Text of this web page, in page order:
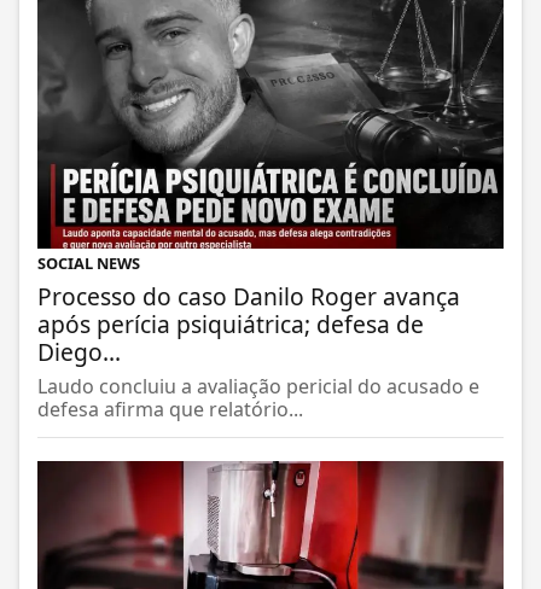
SOCIAL NEWS
Processo do caso Danilo Roger avança
após perícia psiquiátrica; defesa de
Diego...
Laudo concluiu a avaliação pericial do acusado e
defesa afirma que relatório...